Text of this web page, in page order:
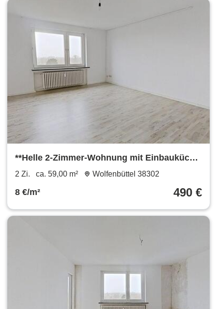
**Helle 2-Zimmer-Wohnung mit Einbauküche
und Badewanne**
2 Zi. ca. 59,00 m² Wolfenbüttel 38302
8 €/m² 490 €